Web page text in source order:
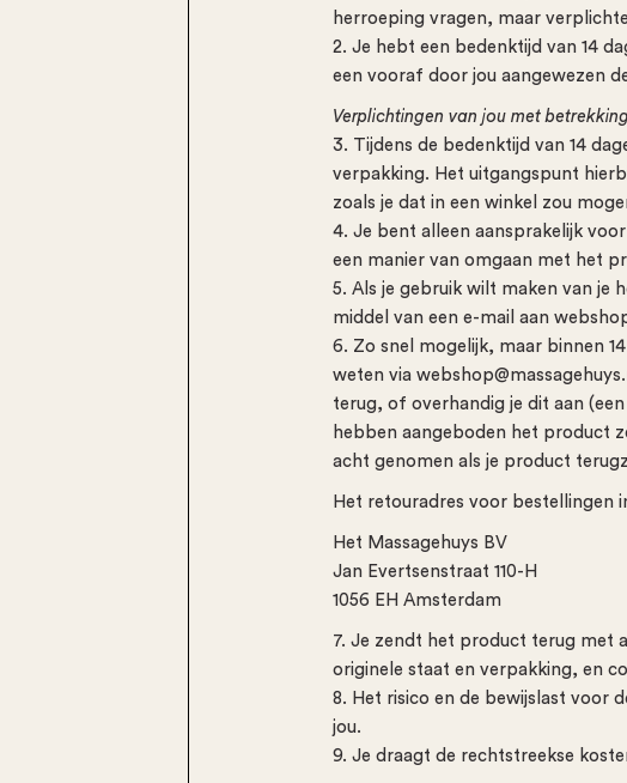
herroeping vragen, maar
2. Je hebt een bedenktijd van 14
een vooraf door jou aangewezen
Verplichtingen van jou met
3. Tijdens de bedenktijd van 14
verpakking. Het uitgangspunt
zoals je dat in een winkel zou
4. Je bent alleen aansprakelijk
een manier van omgaan met het
5. Als je gebruik wilt maken van je
middel van een e-mail aan
6. Zo snel mogelijk, maar binnen
weten via
terug, of overhandig je dit aan
hebben aangeboden het product
acht genomen als je product
Het retouradres voor bestellingen
Het Massagehuys BV
Jan Evertsenstraat 110-H
1056 EH Amsterdam
7. Je zendt het product terug met
originele staat en verpakking, en
8. Het risico en de bewijslast voor
jou.
9. Je draagt de rechtstreekse